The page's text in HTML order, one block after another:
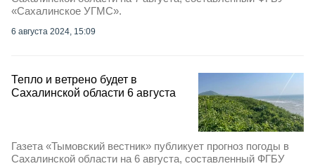
«Сахалинское УГМС».
6 августа 2024, 15:09
Тепло и ветрено будет в
Сахалинской области 6 августа
Газета «Тымовский вестник» публикует прогноз погоды в
Сахалинской области на 6 августа, составленный ФГБУ